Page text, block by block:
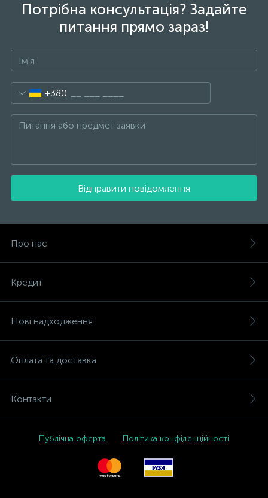
Потрібна консультація? Задайте
питання прямо зараз!
+380
Відправити повідомлення
Про нас
Кредит
Нові надходження
Оплата та доставка
Контакти
Публічна оферта Політика конфіденційності